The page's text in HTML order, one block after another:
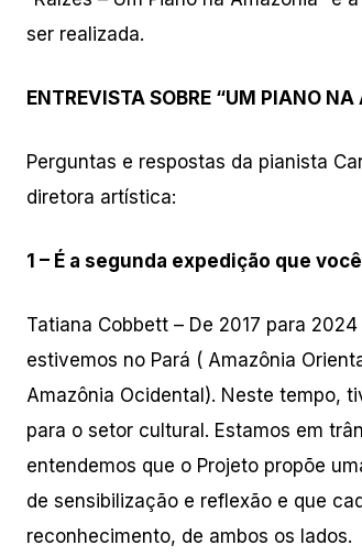
ser realizada.
ENTREVISTA SOBRE “UM PIANO
Perguntas e respostas da pianista
diretora artística:
1 – É a segunda expedição que
Tatiana Cobbett – De 2017 para
estivemos no Pará ( Amazônia
Amazônia Ocidental). Neste tempo,
para o setor cultural. Estamos em
entendemos que o Projeto propõe
de sensibilização e reflexão e que
reconhecimento, de ambos os lados.